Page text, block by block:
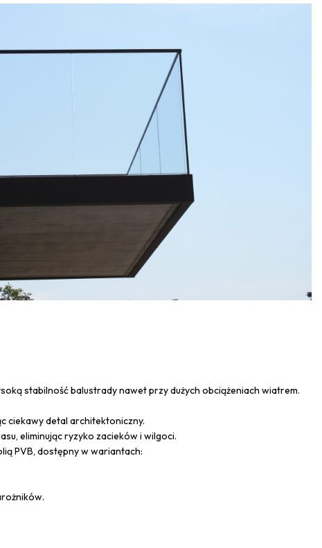
stabilność balustrady nawet przy dużych obciążeniach wiatrem.
ciekawy detal architektoniczny.
eliminując ryzyko zacieków i wilgoci.
PVB, dostępny w wariantach: